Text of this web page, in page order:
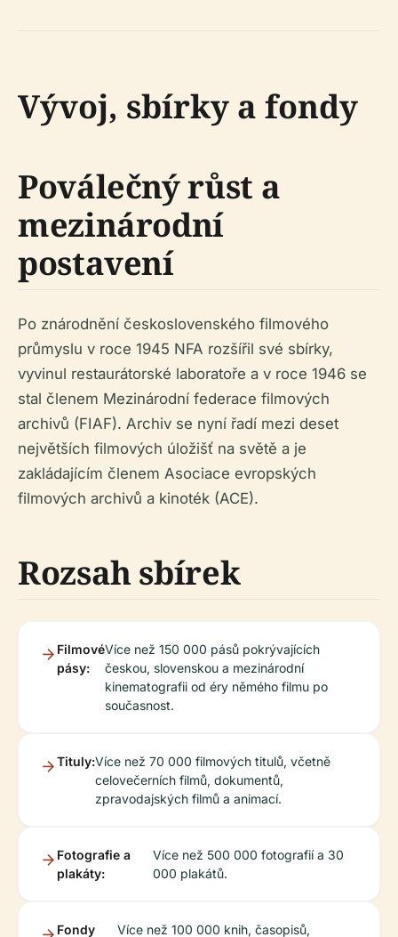
Vývoj, sbírky a fondy
Poválečný růst a
mezinárodní
postavení
Po znárodnění československého filmového
průmyslu v roce 1945 NFA rozšířil své sbírky,
vyvinul restaurátorské laboratoře a v roce 1946 se
stal členem Mezinárodní federace filmových
archivů (FIAF). Archiv se nyní řadí mezi deset
největších filmových úložišť na světě a je
zakládajícím členem Asociace evropských
filmových archivů a kinoték (ACE).
Rozsah sbírek
Filmové
pásy:
Více než 150 000 pásů pokrývajících
českou, slovenskou a mezinárodní
kinematografii od éry němého filmu po
současnost.
Tituly:Více než 70 000 filmových titulů, včetně
celovečerních filmů, dokumentů,
zpravodajských filmů a animací.
Fotografie a
plakáty:
Více než 500 000 fotografií a 30
000 plakátů.
Fondy
Více než 100 000 knih, časopisů,